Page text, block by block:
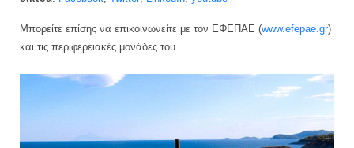
Μπορείτε επίσης να επικοινωνείτε με τον ΕΦΕΠΑΕ (www.efepae.gr)
και τις περιφερειακές μονάδες του.